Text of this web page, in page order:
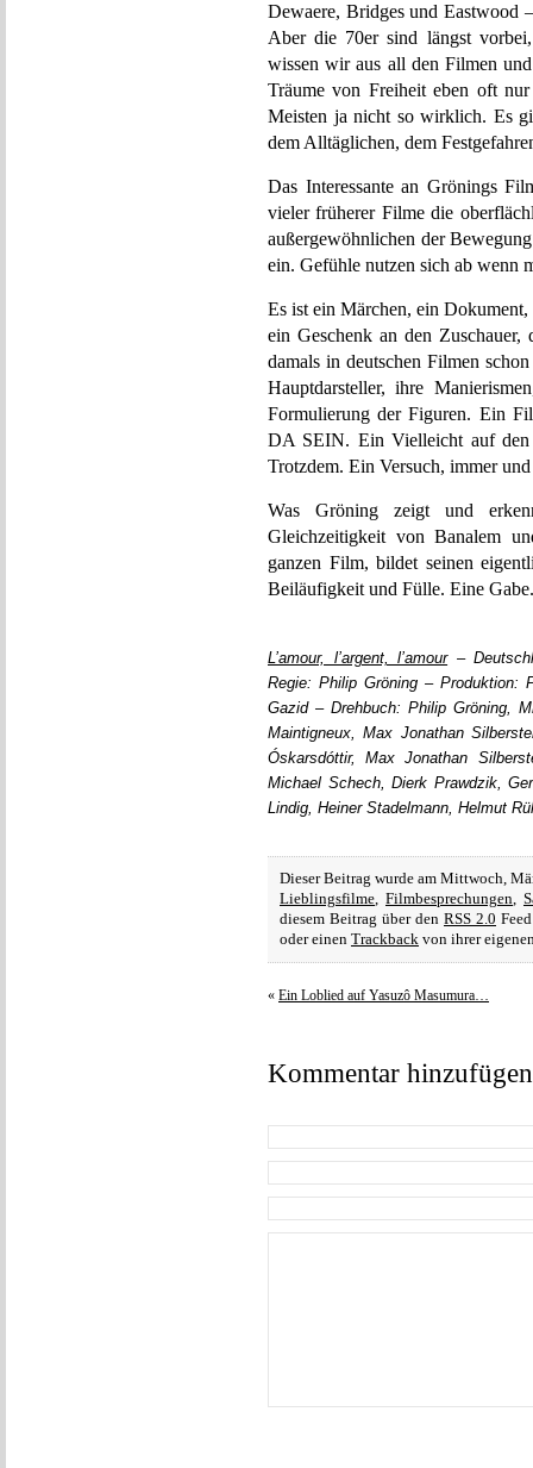
Dewaere, Bridges und Eastwood
Aber die 70er sind längst
wissen wir aus all den Filmen
Träume von Freiheit eben oft
Meisten ja nicht so wirklich. Es
dem Alltäglichen, dem
Das Interessante an Grönings
vieler früherer Filme die
außergewöhnlichen der
ein. Gefühle nutzen sich ab wenn
Es ist ein Märchen, ein
ein Geschenk an den
damals in deutschen Filmen
Hauptdarsteller, ihre
Formulierung der Figuren. Ein
DA SEIN. Ein Vielleicht auf
Trotzdem. Ein Versuch, immer
Was Gröning zeigt und
Gleichzeitigkeit von Banalem
ganzen Film, bildet seinen
Beiläufigkeit und Fülle. Eine
L’amour, l’argent, l’amour–
Regie: Philip Gröning – Produktion:
Gazid – Drehbuch: Philip Gröning,
Maintigneux, Max Jonathan
Óskarsdóttir, Max Jonathan
Michael Schech, Dierk Prawdzik,
Lindig, Heiner Stadelmann, Helmut
Dieser Beitrag wurde am Mittwoch,
Lieblingsfilme, Filmbesprechungen,
diesem Beitrag über den RSS 2.0
oder einen Trackback von ihrer
« Ein Loblied auf Yasuzô Masumura…
Kommentar hinzufügen